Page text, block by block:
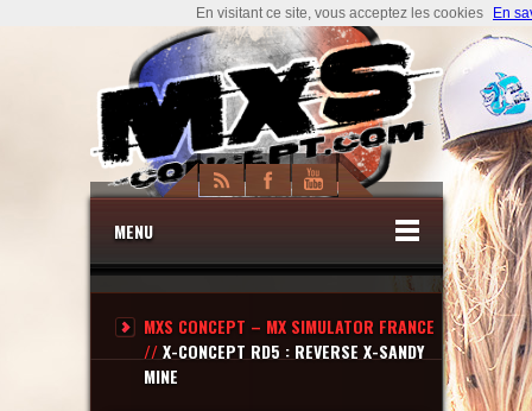
MENU
MXS CONCEPT – MX SIMULATOR FRANCE
//X-CONCEPT RD5 : REVERSE X-SANDY
MINE
En visitant ce site, vous acceptez les cookies En